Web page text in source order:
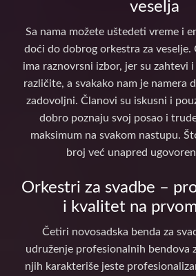
veselja
Sa nama možete uštedeti vreme i
doći do dobrog orkestra za veselje.
ima raznovrsni izbor, jer su zahtevi
različite, a svakako nam je namera
zadovoljni. Članovi su iskusni i
dobro poznaju svoj posao i
maksimum na svakom nastupu.
broj već unapred
Orkestri za svadbe –
i kvalitet na
Četiri novosadska benda za
udruženje profesionalnih bendova
njih karakteriše jeste